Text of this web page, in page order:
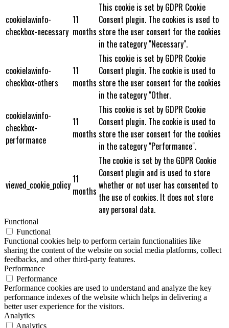
cookielawinfo-
checkbox-necessary
11
months
This cookie is set by GDPR Cookie
Consent plugin. The cookies is used to
store the user consent for the cookies
in the category "Necessary".
cookielawinfo-
checkbox-others
11
months
This cookie is set by GDPR Cookie
Consent plugin. The cookie is used to
store the user consent for the cookies
in the category "Other.
cookielawinfo-
checkbox-
performance
11
months
This cookie is set by GDPR Cookie
Consent plugin. The cookie is used to
store the user consent for the cookies
in the category "Performance".
viewed_cookie_policy11
months
The cookie is set by the GDPR Cookie
Consent plugin and is used to store
whether or not user has consented to
the use of cookies. It does not store
any personal data.
Functional
Functional
Functional cookies help to perform certain functionalities like
sharing the content of the website on social media platforms, collect
feedbacks, and other third-party features.
Performance
Performance
Performance cookies are used to understand and analyze the key
performance indexes of the website which helps in delivering a
better user experience for the visitors.
Analytics
Analytics